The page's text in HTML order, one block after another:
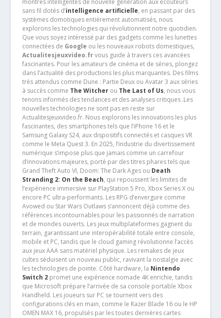
montres intelligentes de nouvelle génération aux écouteurs
sans fil dotés d’intelligence artificielle, en passant par des
systèmes domotiques entièrement automatisés, nous
explorons les technologies qui révolutionnent notre quotidien.
Que vous soyez intéressé par des gadgets comme les lunettes
connectées de Google ou les nouveaux robots domestiques,
Actualitesjeuxvideo.frvous guide à travers ces avancées
fascinantes. Pour les amateurs de cinéma et de séries, plongez
dans l’actualité des productions les plus marquantes. Des films
très attendus comme Dune : Partie Deux ou Avatar 3 aux séries
à succès comme The Witcherou The Last of Us, nous vous
tenons informés des tendances et des analyses critiques .Les
nouvelles technologies ne sont pas en reste sur
Actualitesjeuxvideo.fr. Nous explorons les innovations les plus
fascinantes, des smartphones tels que l’iPhone 16 et le
Samsung Galaxy S24, aux dispositifs connectés et casques VR
comme le Meta Quest 3. En 2025, l’industrie du divertissement
numérique s’impose plus que jamais comme un carrefour
d’innovations majeures, porté par des titres phares tels que
Grand Theft Auto VI, Doom: The Dark Ages ou Death
Stranding 2: On the Beach, qui repoussent les limites de
l’expérience immersive sur PlayStation 5 Pro, Xbox Series X ou
encore PC ultra-performants. Les RPG d’envergure comme
Avowed ou Star Wars Outlaws s’annoncent déjà comme des
références incontournables pour les passionnés de narration
et de mondes ouverts. Les jeux multiplateformes gagnent du
terrain, garantissant une interopérabilité totale entre console,
mobile et PC, tandis que le cloud gaming révolutionne l’accès
aux jeux AAA sans matériel physique. Les remakes de jeux
cultes séduisent un nouveau public, ravivant la nostalgie avec
les technologies de pointe. Côté hardware, la Nintendo
Switch 2promet une expérience nomade 4K enrichie, tandis
que Microsoft prépare l’arrivée de sa console portable Xbox
Handheld. Les joueurs sur PC se tournent vers des
configurations clés en main, comme le Razer Blade 16 ou le HP
OMEN MAX 16, propulsés par les toutes dernières cartes